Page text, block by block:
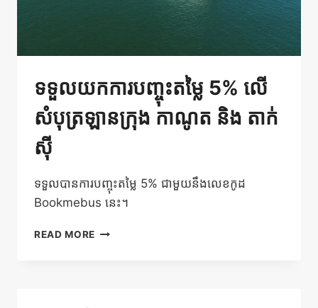
ទទួលយកការបញ្ចុះតម្លៃ 5% លើ
សំបុត្រឡានក្រុង កាណូត និង តាក់
ស៊ី
ទទួលបានការបញ្ចុះតម្លៃ 5% ជាមួយនឹងលេខកូដ
Bookmebus នេះ។
READ MORE ទទួលយក